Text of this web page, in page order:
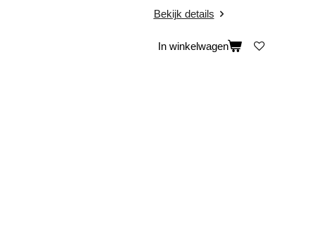
Bekijk details
In winkelwagen